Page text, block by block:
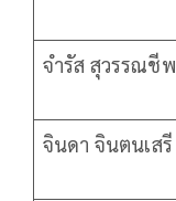
จำรัส สุวรรณชีพ
จินดา จินตนเสรี